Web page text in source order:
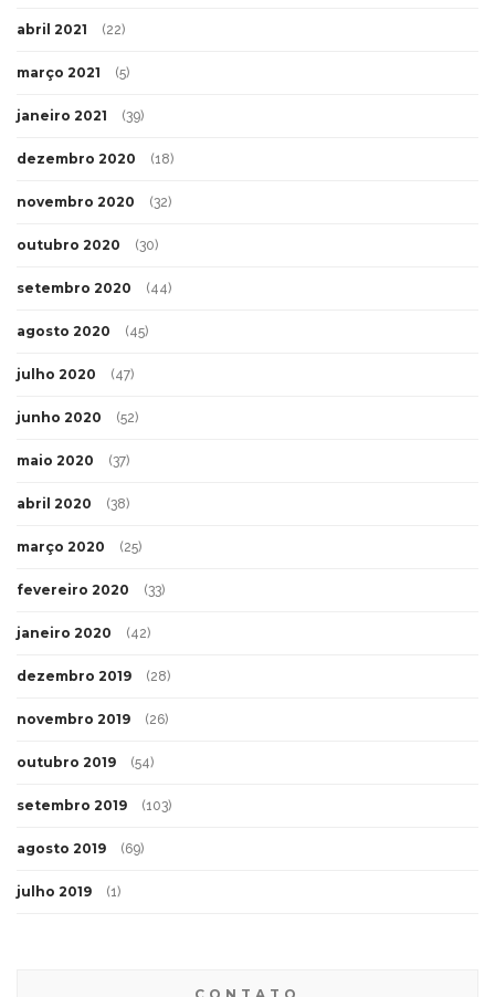
abril 2021 (22)
março 2021 (5)
janeiro 2021 (39)
dezembro 2020 (18)
novembro 2020 (32)
outubro 2020 (30)
setembro 2020 (44)
agosto 2020 (45)
julho 2020 (47)
junho 2020 (52)
maio 2020 (37)
abril 2020 (38)
março 2020 (25)
fevereiro 2020 (33)
janeiro 2020 (42)
dezembro 2019 (28)
novembro 2019 (26)
outubro 2019 (54)
setembro 2019 (103)
agosto 2019 (69)
julho 2019 (1)